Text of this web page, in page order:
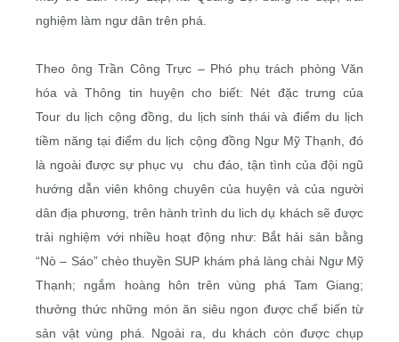
nghiệm làm ngư dân trên phá.
Theo ông Trần Công Trực – Phó phụ trách phòng Văn
hóa và Thông tin huyện cho biết: Nét đặc trưng của
Tour du lịch cộng đồng, du lịch sinh thái và điểm du lịch
tiềm năng tại điểm du lịch cộng đồng Ngư Mỹ Thạnh, đó
là ngoài được sự phục vụ chu đáo, tận tình của đội ngũ
hướng dẫn viên không chuyên của huyện và của người
dân địa phương, trên hành trình du lich dụ khách sẽ được
trải nghiệm với nhiều hoạt động như: Bắt hải sản bằng
“Nò – Sáo” chèo thuyền SUP khám phá làng chài Ngư Mỹ
Thạnh; ngắm hoàng hôn trên vùng phá Tam Giang;
thưởng thức những món ăn siêu ngon được chế biến từ
sản vật vùng phá. Ngoài ra, du khách còn được chụp